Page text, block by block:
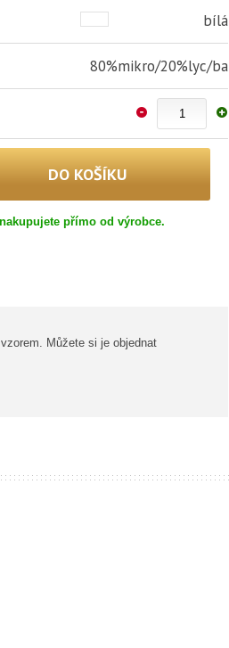
bílá
80%mikro/20%lyc/ba
přímo od výrobce.
Můžete si je objednat